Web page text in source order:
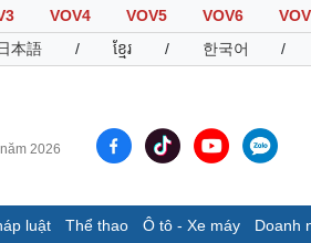
VOV4 VOV5 VOV6
本語 / ខ្មែរ / 한국어 /
2026
luật Thể thao Ô tô - Xe máy Doanh